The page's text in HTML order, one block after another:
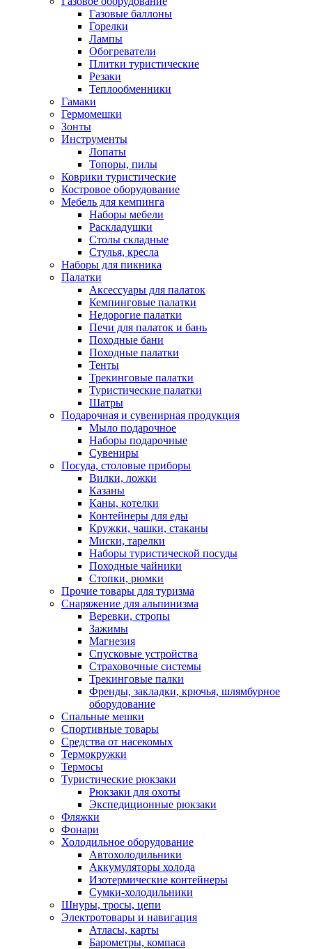
Газовые баллоны
Горелки
Лампы
Обогреватели
Плитки туристические
Резаки
Теплообменники
Гамаки
Гермомешки
Зонты
Инструменты
Лопаты
Топоры, пилы
Коврики туристические
Костровое оборудование
Мебель для кемпинга
Наборы мебели
Раскладушки
Столы складные
Стулья, кресла
Наборы для пикника
Палатки
Аксессуары для палаток
Кемпинговые палатки
Недорогие палатки
Печи для палаток и бань
Походные бани
Походные палатки
Тенты
Трекинговые палатки
Туристические палатки
Шатры
Подарочная и сувенирная продукция
Мыло подарочное
Наборы подарочные
Сувениры
Посуда, столовые приборы
Вилки, ложки
Казаны
Каны, котелки
Контейнеры для еды
Кружки, чашки, стаканы
Миски, тарелки
Наборы туристической посуды
Походные чайники
Стопки, рюмки
Прочие товары для туризма
Снаряжение для альпинизма
Веревки, стропы
Зажимы
Магнезия
Спусковые устройства
Страховочные системы
Трекинговые палки
Френды, закладки, крючья, шлямбурное
оборудование
Спальные мешки
Спортивные товары
Средства от насекомых
Термокружки
Термосы
Туристические рюкзаки
Рюкзаки для охоты
Экспедиционные рюкзаки
Фляжки
Фонари
Холодильное оборудование
Автохолодильники
Аккумуляторы холода
Изотермические контейнеры
Сумки-холодильники
Шнуры, тросы, цепи
Электротовары и навигация
Атласы, карты
Барометры, компаса